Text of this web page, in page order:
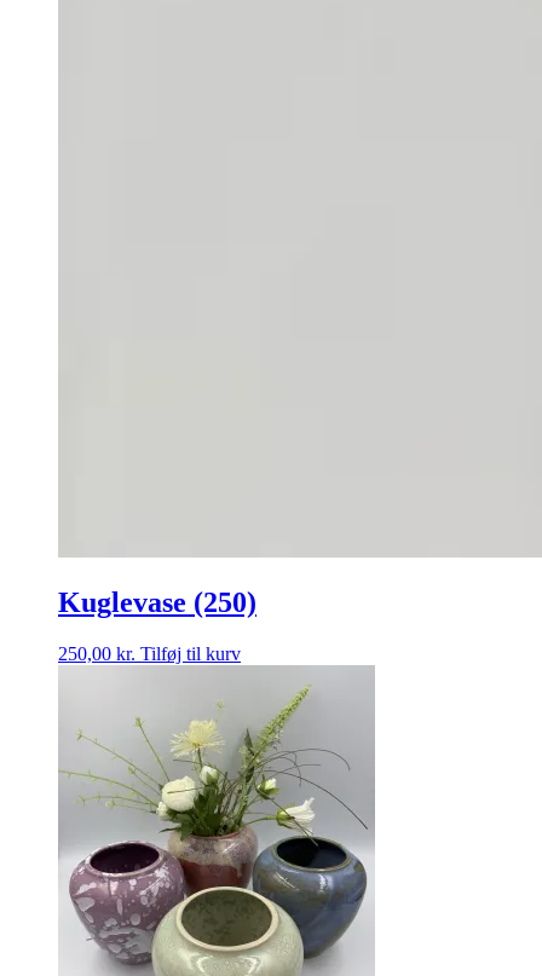
Kuglevase (250)
250,00 kr. Tilføj til kurv